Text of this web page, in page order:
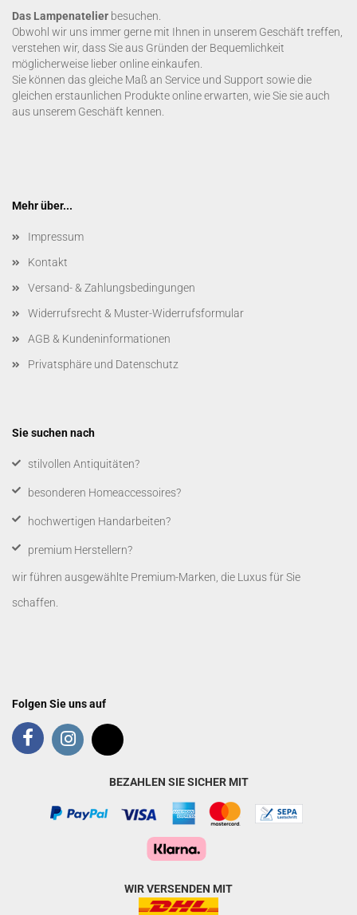
Das Lampenatelier besuchen.
Obwohl wir uns immer gerne mit Ihnen in unserem Geschäft treffen,
verstehen wir, dass Sie aus Gründen der Bequemlichkeit
möglicherweise lieber online einkaufen.
Sie können das gleiche Maß an Service und Support sowie die
gleichen erstaunlichen Produkte online erwarten, wie Sie sie auch
aus unserem Geschäft kennen.
Mehr über...
Impressum
Kontakt
Versand- & Zahlungsbedingungen
Widerrufsrecht & Muster-Widerrufsformular
AGB & Kundeninformationen
Privatsphäre und Datenschutz
Sie suchen nach
​stilvollen Antiquitäten?
besonderen Homeaccessoires?
hochwertigen Handarbeiten?
premium Herstellern?
wir führen ausgewählte Premium-Marken, die Luxus für Sie
schaffen.
Folgen Sie uns auf
BEZAHLEN SIE SICHER MIT
WIR VERSENDEN MIT